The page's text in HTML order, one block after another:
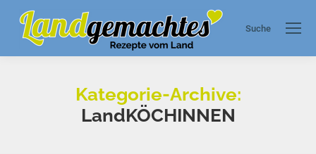
Search:
Suche
Kategorie-Archive:
LandKÖCHINNEN